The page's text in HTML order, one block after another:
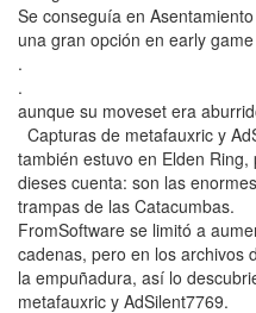
Se conseguía en
una gran opción en early
.
.
aunque su moveset era
Capturas de metafauxric y
también estuvo en Elden
dieses cuenta: son las
trampas de las Catacumbas.
FromSoftware se limitó a
cadenas, pero en los archivos
la empuñadura, así lo
metafauxric y AdSilent7769.